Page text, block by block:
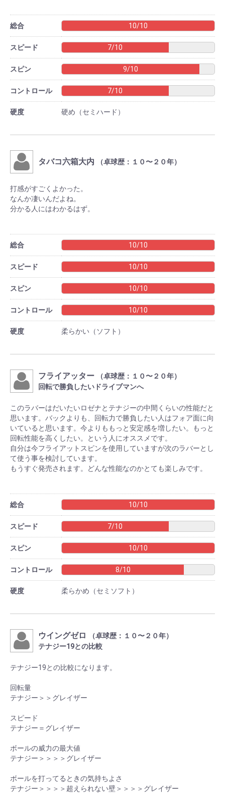
総合 10/10
スピード 7/10
スピン 9/10
コントロール 7/10
硬度 硬め（セミハード）
タバコ六箱大内 （卓球歴：１０〜２０年）
打感がすごくよかった。
なんか凄いんだよね。
分かる人にはわかるはず。
総合 10/10
スピード 10/10
スピン 10/10
コントロール 10/10
硬度 柔らかい（ソフト）
フライアッター
（卓球歴：１０〜２０年）
回転で勝負したいドライブマンへ
このラバーはだいたいロゼナとテナジーの中間くらいの性能だと
思います。バックよりも、回転力で勝負したい人はフォア面に向
いていると思います。今よりももっと安定感を増したい。もっと
回転性能を高くしたい。という人にオススメです。
自分は今フライアットスピンを使用していますが次のラバーとし
て使う事を検討しています。
もうすぐ発売されます。どんな性能なのかとても楽しみです。
総合 10/10
スピード 7/10
スピン 10/10
コントロール 8/10
硬度 柔らかめ（セミソフト）
ウイングゼロ
（卓球歴：１０〜２０年）
テナジー19との比較
テナジー19との比較になります。
回転量
テナジー＞＞グレイザー
スピード
テナジー＝グレイザー
ボールの威力の最大値
テナジー＞＞＞＞グレイザー
ボールを打ってるときの気持ちよさ
テナジー＞＞＞＞超えられない壁＞＞＞＞グレイザー